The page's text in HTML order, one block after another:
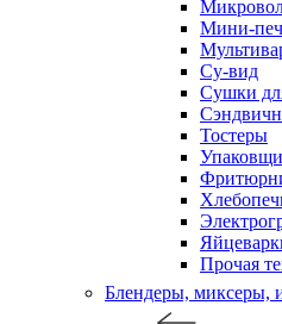
Мини-
Су-вид
Сушки
Тостеры
Прочая
Блендеры, миксеры,